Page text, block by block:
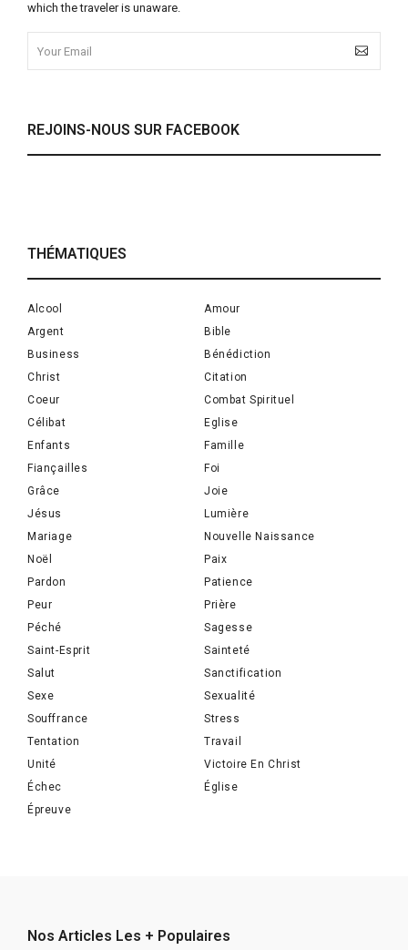
which the traveler is unaware.
REJOINS-NOUS SUR FACEBOOK
THÉMATIQUES
Alcool
Amour
Argent
Bible
Business
Bénédiction
Christ
Citation
Coeur
Combat Spirituel
Célibat
Eglise
Enfants
Famille
Fiançailles
Foi
Grâce
Joie
Jésus
Lumière
Mariage
Nouvelle Naissance
Noël
Paix
Pardon
Patience
Peur
Prière
Péché
Sagesse
Saint-Esprit
Sainteté
Salut
Sanctification
Sexe
Sexualité
Souffrance
Stress
Tentation
Travail
Unité
Victoire En Christ
Échec
Église
Épreuve
Nos Articles Les + Populaires